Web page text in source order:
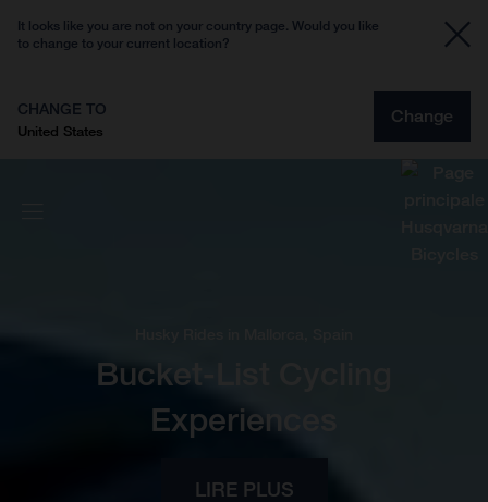
It looks like you are not on your country page. Would you like
to change to your current location?
CHANGE TO
United States
Change
Bucket-List Cycling
Experiences
LIRE PLUS